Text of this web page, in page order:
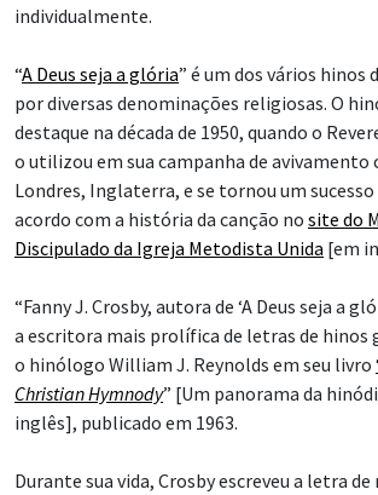
individualmente.
“A Deus seja a glória” é um dos vários hinos
por diversas denominações religiosas. O
destaque na década de 1950, quando o
o utilizou em sua campanha de avivamento
Londres, Inglaterra, e se tornou um
acordo com a história da canção no site do
Discipulado da Igreja Metodista Unida [em
“Fanny J. Crosby, autora de ‘A Deus seja a
a escritora mais prolífica de letras de hinos
o hinólogo William J. Reynolds em seu livro
Christian Hymnody” [Um panorama da
inglês], publicado em 1963.
Durante sua vida, Crosby escreveu a letra de